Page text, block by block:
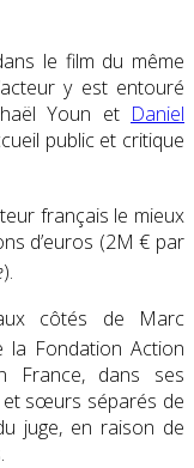
le film du même
y est entouré
Youn et Daniel
public et critique
français le mieux
d’euros (2M € par
).
côtés de Marc
la Fondation Action
France, dans ses
et sœurs séparés de
juge, en raison de